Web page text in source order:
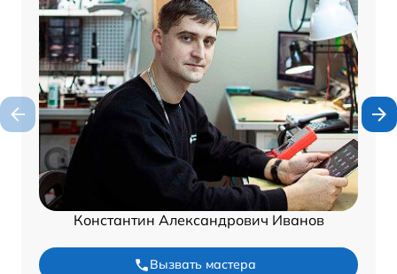
Константин Александрович Иванов
Вызвать мастера